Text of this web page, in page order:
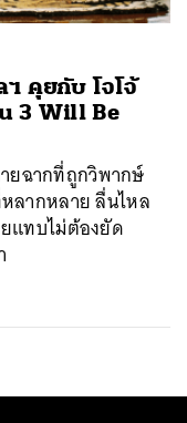
คุยกับ โจโจ้
3 Will Be
ายฉากที่ถูกวิพากษ์
ลากหลาย ลื่นไหล
แทบไม่ต้องยัด
EMAIL